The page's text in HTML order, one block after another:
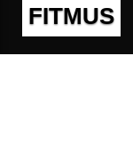
FITMUS